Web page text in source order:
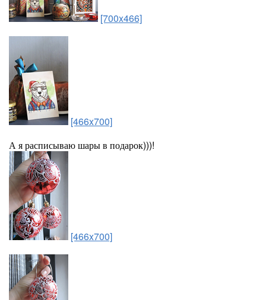
[700x466]
[466x700]
А я расписываю шары в подарок)))!
[466x700]